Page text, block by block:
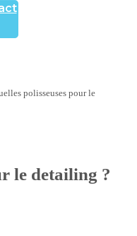
polisseuses pour le
le detailing ?